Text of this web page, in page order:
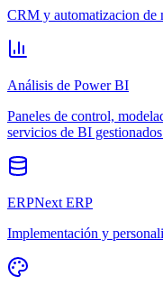
CRM y automatizacion de
Análisis de Power BI
Paneles de control,
servicios de BI
ERPNext ERP
Implementación y